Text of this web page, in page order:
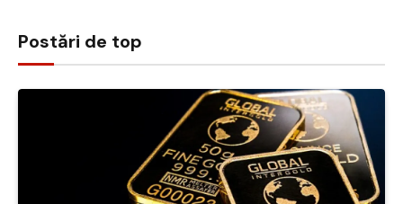
Postări de top